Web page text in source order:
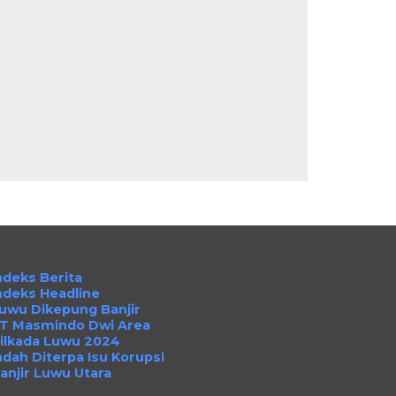
Berita
Headline
Dikepung Banjir
Masmindo Dwi Area
Luwu 2024
Diterpa Isu Korupsi
Luwu Utara